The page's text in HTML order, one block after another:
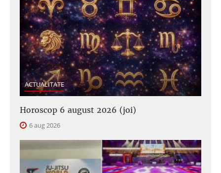
ACTUALITATE
Horoscop 6 august 2026 (joi)
6 aug 2026